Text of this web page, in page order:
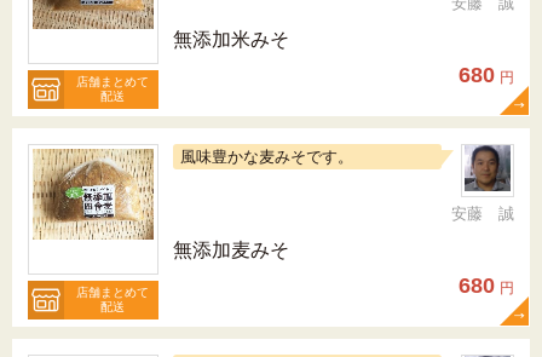
店舗まとめて
配送
無添加米みそ
680 円
店舗まとめて
配送
風味豊かな麦みそです。
安藤 誠
無添加麦みそ
680 円